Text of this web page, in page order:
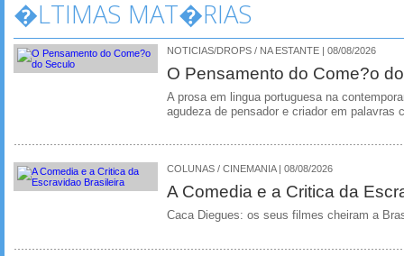
�LTIMAS MAT�RIAS
NOTICIAS/DROPS / NA ESTANTE | 08/08/2026
O Pensamento do Come?o
A prosa em lingua portuguesa na
agudeza de pensador e criador em palavras
COLUNAS / CINEMANIA | 08/08/2026
A Comedia e a Critica da
Caca Diegues: os seus filmes cheiram a